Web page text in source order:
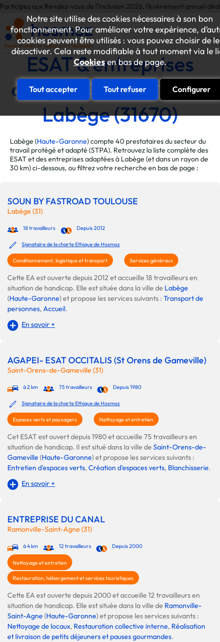
Notre site utilise des cookies nécessaires à son bon
fonctionnement. Pour améliorer votre expérience,
cookies peuvent être utilisés : vous pouvez choisir de
désactiver. Cela reste modifiable à tout moment via le
Cookiesen bas de page.
Tout accepter Tout refuser Configurer
Rendez-vous de l'Inclusion 2026, l'événement annuel dédié aux
ESAT & entreprises
adaptées de la ville de
Labège (31670)
Labège (Haute-Garonne) compte 40 prestataires du secteur du
travail protégé et adapté (STPA). Retrouvez la liste complète des
ESAT et des entreprises adaptées à Labège (et dans un rayon de
30 km) ci-dessous, ou filtrez votre recherche en bas de page :
SOUN BY FASTROAD TOULOUSE
Labège (31)
18 travailleurs Depuis 2012
Signataire de la charte Ethique de Hosmoz
Conditionnement, logistique et transport Services généraux
Cette EA est ouverte depuis 2012 et accueille 18 travailleurs en
situation de handicap. Elle est située dans la ville de Labège
(Haute-Garonne) et propose les services suivants : Transport de
personnes, Accueil.
En savoir +
AGAPEI- ESAT OCCITALIS (St Orens de Gameville)
Saint-Orens-de-Gameville (31)
à 2 km 75 travailleurs Depuis 1980
Signataire de la charte Ethique de Hosmoz
Espaces verts et paysagers Nettoyage et entretien
Cet ESAT est ouvert depuis 1980 et accueille 75 travailleurs en
situation de handicap. Il est situé dans la ville deSaint-Orens-de-
Gameville(Haute-Garonne) et propose les services suivants :
Entretien d'espaces verts, Création d'espaces verts, Blanchisserie.
En savoir +
ENTREPRISE DU CANAL
Ramonville-Saint-Agne (31)
à 4 km 12 travailleurs Depuis 2000
Nettoyage et entretien
Restauration, hébergement et services touristiques
Cette EA est ouverte depuis 2000 et accueille 12 travailleurs en
situation de handicap. Elle est située dans la ville de Ramonville-
Saint-Agne(Haute-Garonne) et propose les services suivants :
Nettoyage de locaux, Restauration collective interne, Réalisation
et livraison de petits déjeuners et pauses gourmandes.